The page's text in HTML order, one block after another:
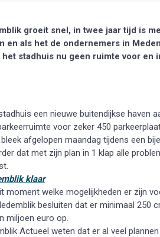
groeit snel, in twee jaar tijd is
en als het de ondernemers in
stadhuis nu geen ruimte voor en
een nieuwe buitendijkse haven
voor zeker 450
afgelopen maandag tijdens een
dat met zijn plan in 1 klap alle
klaar
moment welke mogelijkheden er zijn
besluiten dat er minimaal 250
miljoen euro op.
Actueel weten dat er al veel